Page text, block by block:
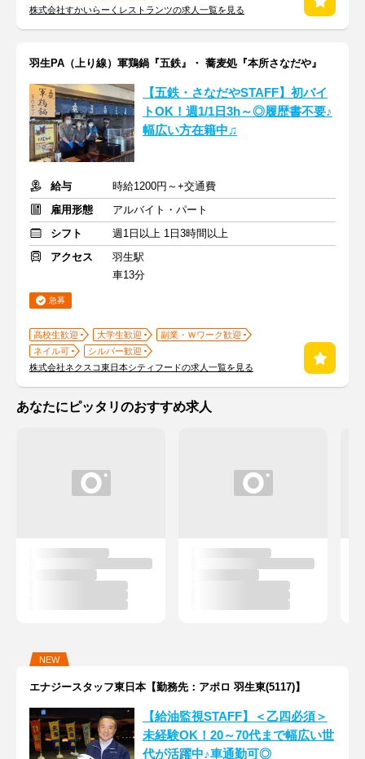
株式会社すかいらーくレストランツの求人一覧を見る
羽生PA（上り線）軍鶏鍋『五鉄』・ 蕎麦処『本所さなだや』
【五鉄・さなだやSTAFF】初バイ
トOK！週1/1日3h～◎履歴書不要♪
幅広い方在籍中♫
給与
時給1200円～+交通費
雇用形態
アルバイト・パート
シフト
週1日以上 1日3時間以上
アクセス
羽生駅
車13分
急募
高校生歓迎 大学生歓迎
副業・Ｗワーク歓迎
ネイル可
シルバー歓迎
株式会社ネクスコ東日本シティフードの求人一覧を見る
あなたにピッタリのおすすめ求人
NEW
エナジースタッフ東日本【勤務先：アポロ 羽生東(5117)】
【給油監視STAFF】＜乙四必須＞
未経験OK！20～70代まで幅広い世
代が活躍中♪車通勤可◎